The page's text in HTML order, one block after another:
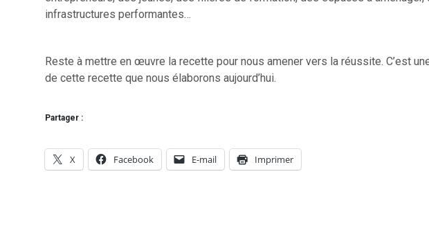
infrastructures performantes…
Reste à mettre en œuvre la recette pour nous amener vers la réussite. C’est
de cette recette que nous élaborons aujourd’hui.
Partager :
X Facebook E-mail Imprimer